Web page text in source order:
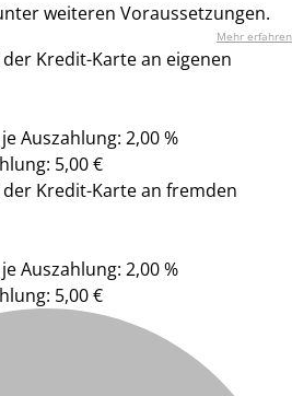
weiteren Voraussetzungen.
Mehr erfahren
Kredit-Karte an eigenen
Auszahlung: 2,00 %
5,00 €
Kredit-Karte an fremden
Auszahlung: 2,00 %
5,00 €